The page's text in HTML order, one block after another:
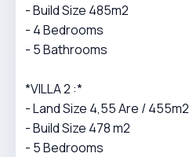
- Build Size 485m2
- 4 Bedrooms
- 5 Bathrooms
*VILLA 2 :*
- Land Size 4,55 Are / 455m2
- Build Size 478 m2
- 5 Bedrooms